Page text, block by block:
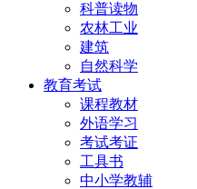
科普读物
农林工业
建筑
自然科学
教育考试
课程教材
外语学习
考试考证
工具书
中小学教辅